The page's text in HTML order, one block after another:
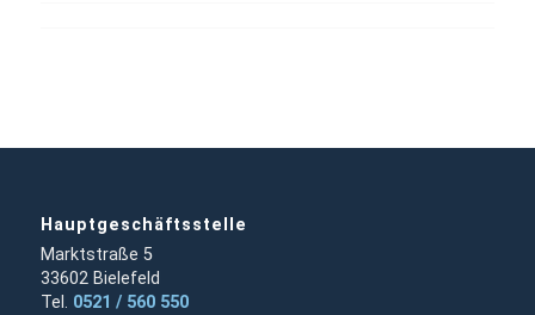
Hauptgeschäftsstelle
Marktstraße 5
33602 Bielefeld
Tel. 0521 / 560 550